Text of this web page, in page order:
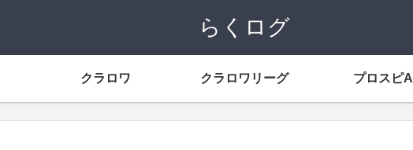
らくログ
クラロワ クラロワリーグ プロスピA